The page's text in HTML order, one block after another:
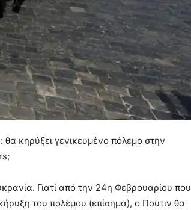
θα κηρύξει γενικευμένο πόλεμο στην
Γιατί από την 24η Φεβρουαρίου που
του πολέμου (επίσημα), ο Πούτιν θα